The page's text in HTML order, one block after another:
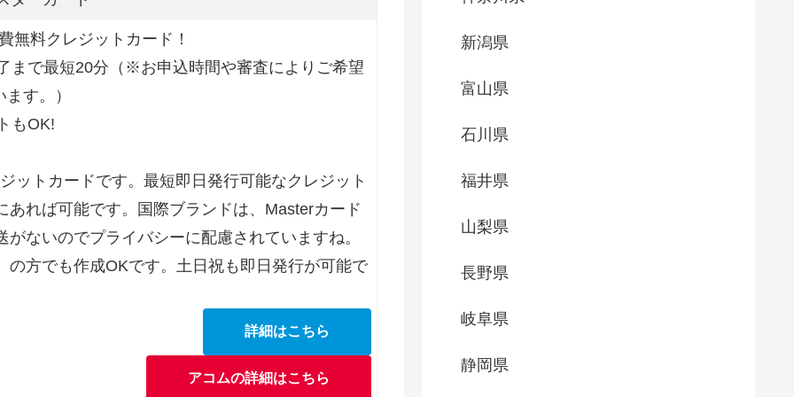
無料クレジットカード！
まで最短20分（※お申込時間や審査によりご希望
す。）
もOK!
ットカードです。最短即日発行可能なクレジット
れば可能です。国際ブランドは、Masterカード
ないのでプライバシーに配慮されていますね。
方でも作成OKです。土日祝も即日発行が可能で
詳細はこちら
アコムの詳細はこちら
新潟県
富山県
石川県
福井県
山梨県
長野県
岐阜県
静岡県